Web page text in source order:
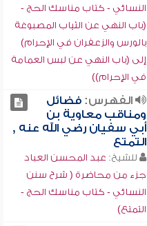
النسائي - كتاب مناسك الحج -
(باب النهي عن الثياب المصبوغة
بالورس والزعفران في الإحرام)
إلى (باب النهي عن لبس العمامة
في الإحرام))
الفهرس:فضائل
ومناقب معاوية بن
أبي سفيان رضي الله عنه ,
التمتع
للشيخ: عبد المحسن العباد
جزء من محاضرة ( شرح سنن
النسائي - كتاب مناسك الحج -
التمتع)